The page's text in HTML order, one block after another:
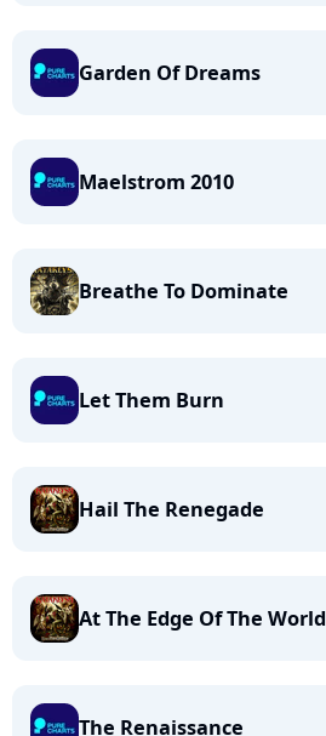
Garden Of Dreams
Maelstrom 2010
Breathe To Dominate
Let Them Burn
Hail The Renegade
At The Edge Of The World
The Renaissance